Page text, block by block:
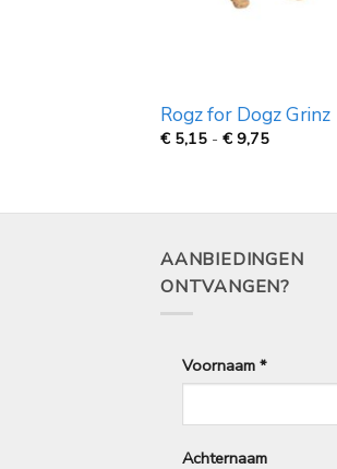
Rogz for Dogz Grinz
€ 5,15 - € 9,75Prijsklasse:
9,75
AANBIEDINGEN
ONTVANGEN?
Voornaam *
Achternaam